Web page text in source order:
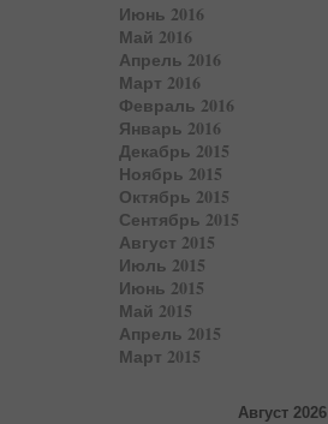
Июнь 2016
Май 2016
Апрель 2016
Март 2016
Февраль 2016
Январь 2016
Декабрь 2015
Ноябрь 2015
Октябрь 2015
Сентябрь 2015
Август 2015
Июль 2015
Июнь 2015
Май 2015
Апрель 2015
Март 2015
Август 2026